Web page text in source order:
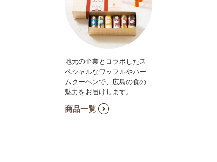
地元の企業とコラボしたス
ペシャルなワッフルやバー
ムクーヘンで、広島の食の
魅力をお届けします。
商品一覧